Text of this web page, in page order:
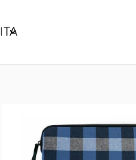
ITA